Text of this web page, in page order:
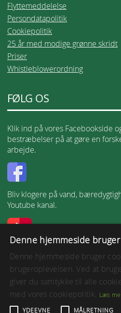
Flyttemeddelelse
Persondatapolitik
Cookiepolitik
25 år med modige grønne skridt
Priser
Whistleblowerordning
FØLG OS
Klik ind på vores Facebookside
bestræbelser på at gøre en
arbejde.
Bliv klogere på vand,
Youtube kanal.
Denne hjemmeside
Denne hjemmeside bruger
brugeroplevelsen. Ved at
giver du samtykke til alle
med vores cookiepolitik. Læs
YDEEVNE
MÅLRETNING